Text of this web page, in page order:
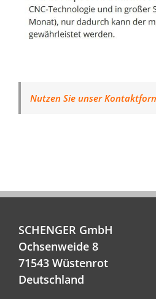
Nutzen Sie unser
SCHENGER GmbH
Ochsenweide 8
71543 Wüstenrot
Deutschland